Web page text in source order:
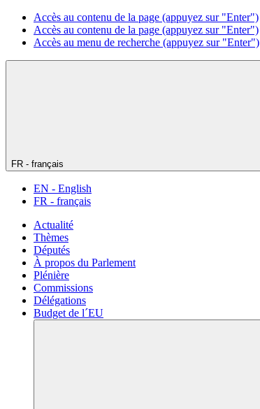
Accès au contenu de la page (appuyez sur "Enter")
Accès au contenu de la page (appuyez sur "Enter")
Accès au menu de recherche (appuyez sur "Enter")
FR - français
EN - English
FR - français
Actualité
Thèmes
Députés
À propos du Parlement
Plénière
Commissions
Délégations
Budget de l´EU